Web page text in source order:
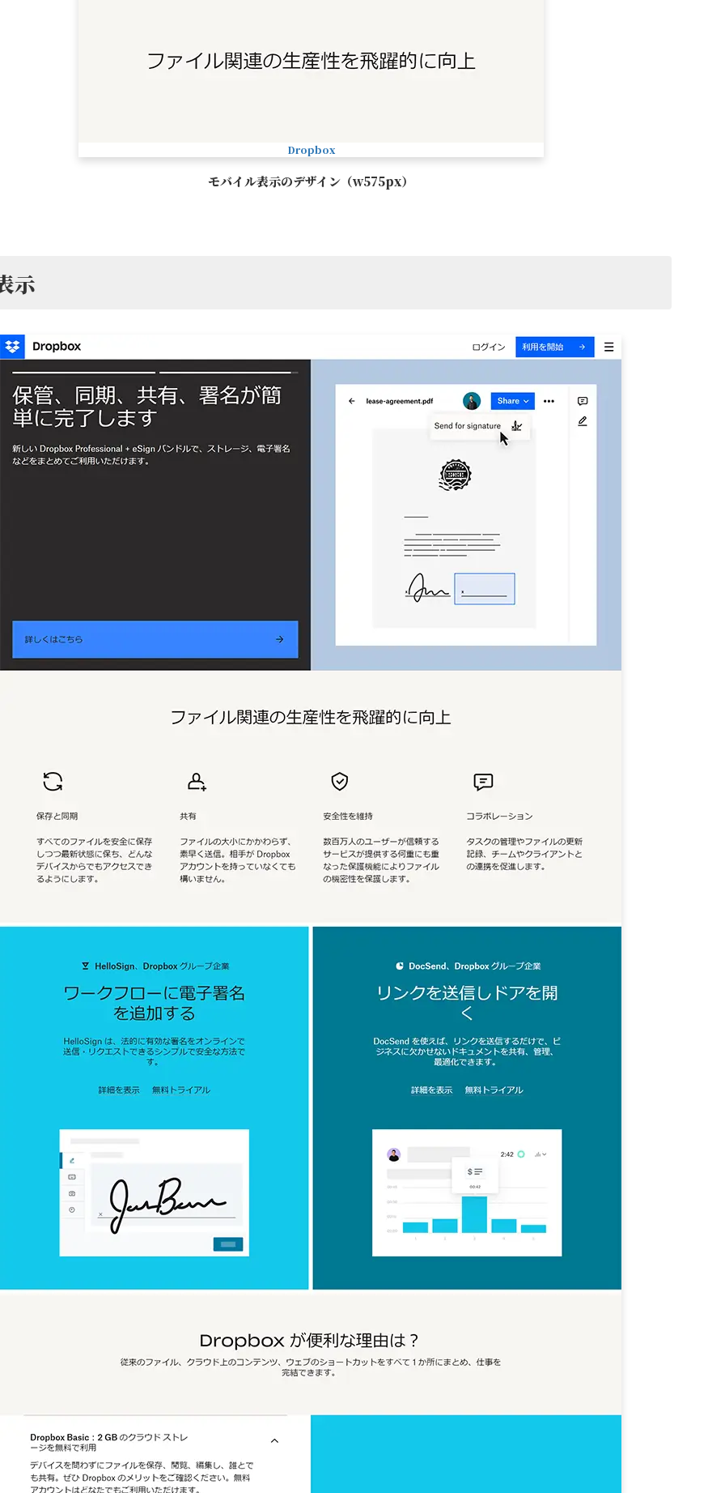
Dropbox
モバイル表示のデザイン（w575px）
示